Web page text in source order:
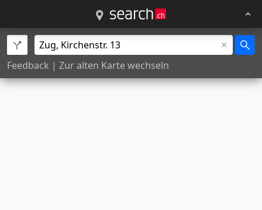
Feedback | Zur alten Karte wechseln